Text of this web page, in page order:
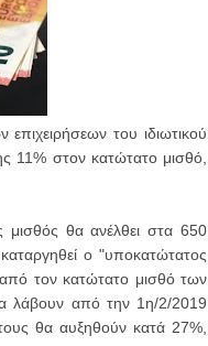
του ιδιωτικού
11% στον κατώτατο μισθό,
μισθός θα ανέλθει στα 650
ο "υποκατώτατος
τον κατώτατο μισθό των
λάβουν από την 1η/2/2019
θα αυξηθούν κατά 27%,